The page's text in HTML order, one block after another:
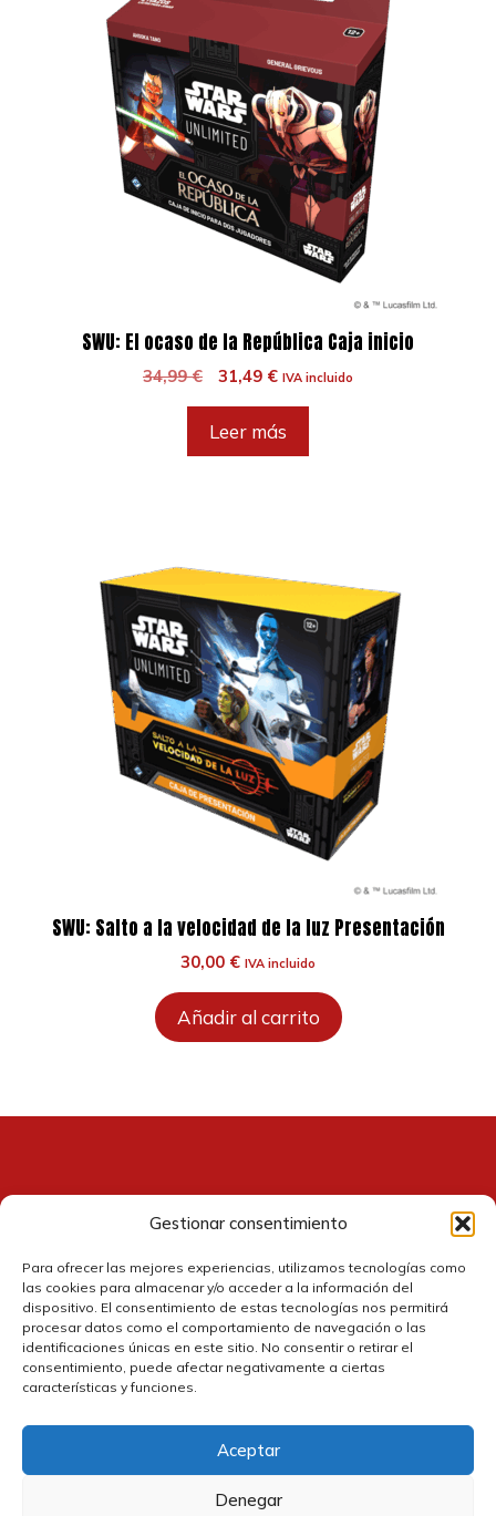
Gestionar consentimiento
Para ofrecer las mejores experiencias, utilizamos tecnologías como
las cookies para almacenar y/o acceder a la información del
dispositivo. El consentimiento de estas tecnologías nos permitirá
procesar datos como el comportamiento de navegación o las
identificaciones únicas en este sitio. No consentir o retirar el
consentimiento, puede afectar negativamente a ciertas
características y funciones.
Aceptar
Denegar
SWU: El ocaso de la República Caja inicio
34,99€
El
original
era:
31,49 €El
es:
IVA incluido
Leer más
SWU: Salto a la velocidad de la luz Presentación
30,00 € IVA incluido
Añadir al carrito
Contacto